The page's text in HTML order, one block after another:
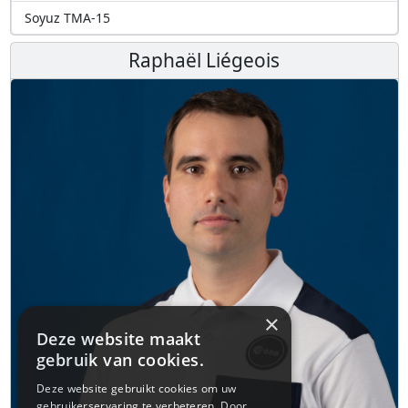
Soyuz TMA-15
Raphaël Liégeois
×
Deze website maakt
gebruik van cookies.
Deze website gebruikt cookies om uw